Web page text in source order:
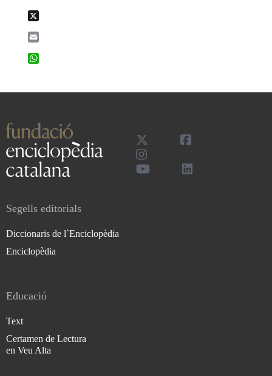
Segells editorials
Diccionaris de l`Enciclopèdia
Enciclopèdia
Educació
Text
Certamen de Lectura
en Veu Alta